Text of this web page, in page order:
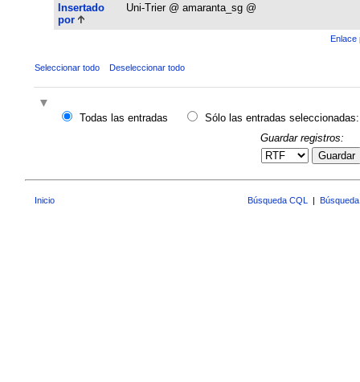
Insertado
por
Uni-Trier @ amaranta_sg @
Enlace
Seleccionar todo Deseleccionar todo
Todas las entradas
Sólo las entradas seleccionadas:
Guardar registros:
Guardar
Inicio Búsqueda CQL